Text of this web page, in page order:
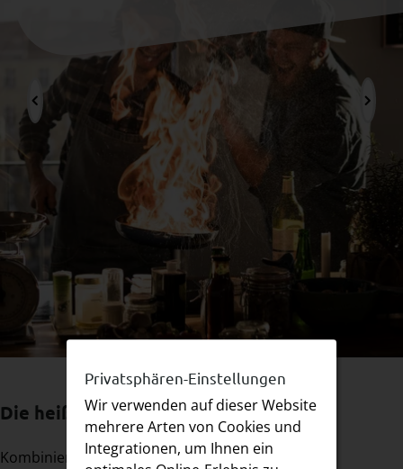
Die heißeste Kombi der Region
Kombinieren Sie Ihren Strom- und/ oder
Privatsphären-Einstellungen
Wir verwenden auf dieser Website
mehrere Arten von Cookies und
Integrationen, um Ihnen ein